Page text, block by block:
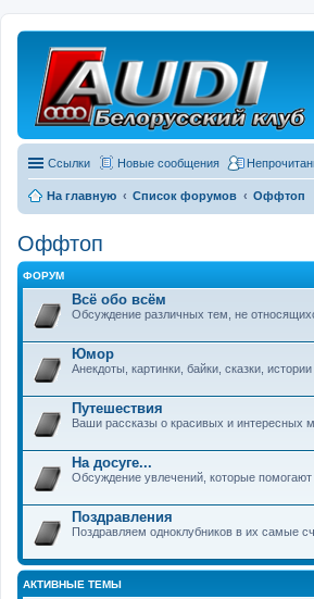
Ссылки Новые сообщения
На главную Список форумов Оффтоп
Оффтоп
ФОРУМ
Всё обо всём
Обсуждение различных тем, не
Юмор
Анекдоты, картинки, байки, сказки,
Путешествия
Ваши рассказы о красивых и интересных
На досуге...
Обсуждение увлечений, которые
Поздравления
Поздравляем одноклубников в их самые
АКТИВНЫЕ ТЕМЫ